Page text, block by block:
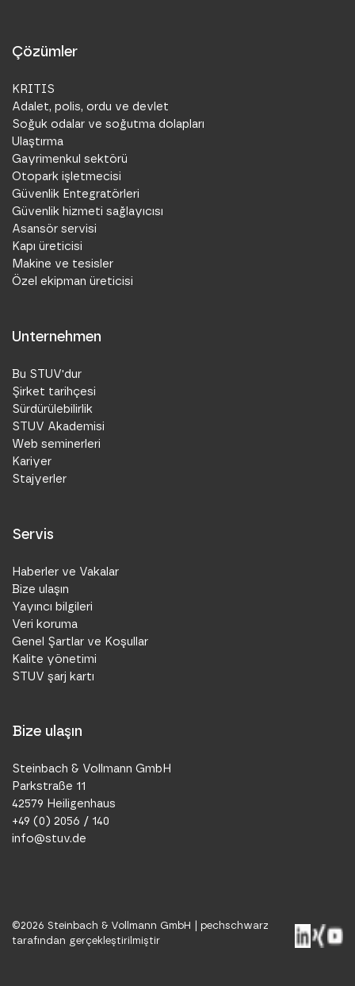
Çözümler
KRITIS
Adalet, polis, ordu ve devlet
Soğuk odalar ve soğutma dolapları
Ulaştırma
Gayrimenkul sektörü
Otopark işletmecisi
Güvenlik Entegratörleri
Güvenlik hizmeti sağlayıcısı
Asansör servisi
Kapı üreticisi
Makine ve tesisler
Özel ekipman üreticisi
Unternehmen
Bu STUV'dur
Şirket tarihçesi
Sürdürülebilirlik
STUV Akademisi
Web seminerleri
Kariyer
Stajyerler
Servis
Haberler ve Vakalar
Bize ulaşın
Yayıncı bilgileri
Veri koruma
Genel Şartlar ve Koşullar
Kalite yönetimi
STUV şarj kartı
Bize ulaşın
Steinbach & Vollmann GmbH
Parkstraße 11
42579 Heiligenhaus
+49 (0) 2056 / 140
info@stuv.de
©2026 Steinbach & Vollmann GmbH | pechschwarz
tarafından gerçekleştirilmiştir